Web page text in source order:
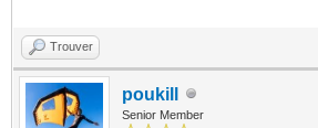
Trouver
poukill
Senior Member